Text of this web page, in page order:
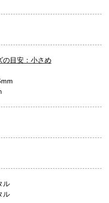
の目安：小さめ
ル
ル